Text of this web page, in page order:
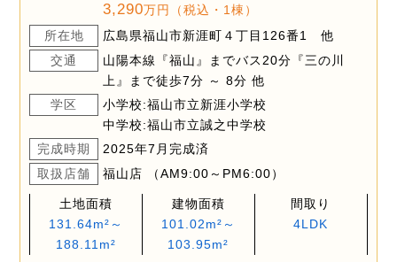
3,290万円（税込・1棟）
所在地
広島県福山市新涯町４丁目126番1 他
交通
山陽本線『福山』までバス20分『三の川
上』まで徒歩7分 ～ 8分 他
学区
小学校:福山市立新涯小学校
中学校:福山市立誠之中学校
完成時期
2025年7月完成済
取扱店舗
福山店 （AM9:00～PM6:00）
土地面積
131.64m²～
188.11m²
建物面積
101.02m²～
103.95m²
間取り
4LDK